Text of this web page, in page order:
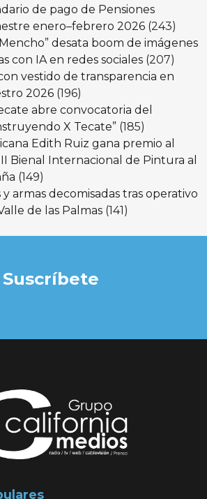
de pago de Pensiones
enero–febrero 2026 (243)
desata boom de imágenes
con IA en redes sociales (207)
vestido de transparencia en
2026 (196)
abre convocatoria del
X Tecate” (185)
Edith Ruiz gana premio al
Bienal Internacional de Pintura al
(149)
armas decomisadas tras operativo
de las Palmas (141)
Suscríbete